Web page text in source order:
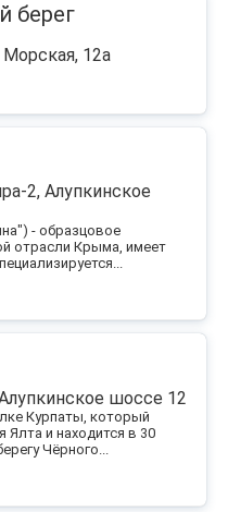
берег
12а
2, Алупкинское
- образцовое
отрасли Крыма, имеет
шоссе 12
Курпаты, который
Ялта и находится в 30
Чёрного...